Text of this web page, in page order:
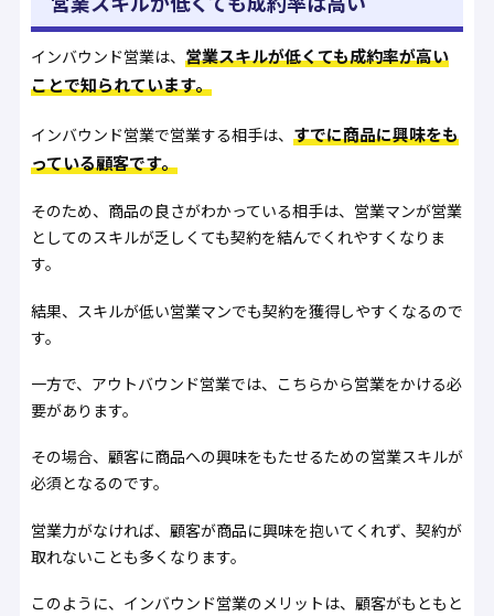
インバウンド営業は、 営業スキルが低くても成約率が高い
ことで知られています。
インバウンド営業で営業する相手は、 すでに商品に興味をも
っている顧客です。
そのため、商品の良さがわかっている相手は、営業マンが営業
としてのスキルが乏しくても契約を結んでくれやすくなりま
す。
結果、スキルが低い営業マンでも契約を獲得しやすくなるので
す。
一方で、アウトバウンド営業では、こちらから営業をかける必
要があります。
その場合、顧客に商品への興味をもたせるための営業スキルが
必須となるのです。
営業力がなければ、顧客が商品に興味を抱いてくれず、契約が
取れないことも多くなります。
このように、インバウンド営業のメリットは、顧客がもともと